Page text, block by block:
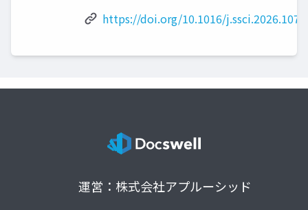
https://doi.org/10.1016/
運営：株式会社アプルーシッド